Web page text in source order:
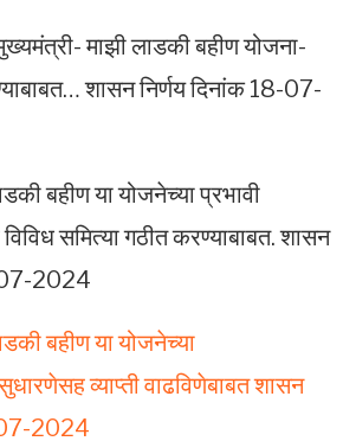
माझी लाडकी बहीण योजना-
शासन निर्णय दिनांक 18-07-
बहीण या योजनेच्या प्रभावी
समित्या गठीत करण्याबाबत. शासन
07-2024
बहीण या योजनेच्या
व्याप्ती वाढविणेबाबत शासन
07-2024